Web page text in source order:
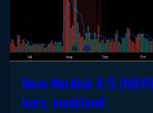
Novo Nordisk A/S
kurs, modstand